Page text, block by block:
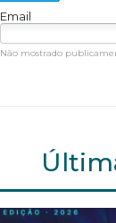
Email
Não mostrado